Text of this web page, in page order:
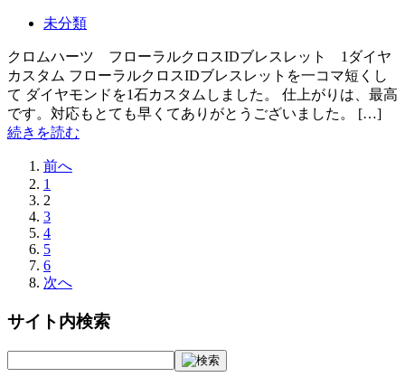
未分類
クロムハーツ フローラルクロスIDブレスレット 1ダイヤ
カスタム フローラルクロスIDブレスレットを一コマ短くし
て ダイヤモンドを1石カスタムしました。 仕上がりは、最高
です。対応もとても早くてありがとうございました。 […]
続きを読む
前へ
1
2
3
4
5
6
次へ
サイト内検索